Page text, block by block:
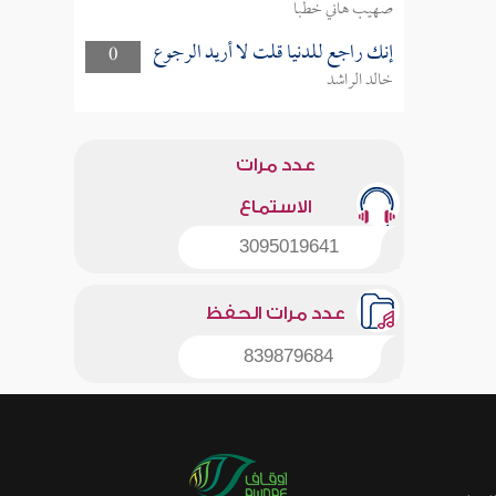
صهيب هاني خطبا
0
إنك راجع للدنيا قلت لا أريد الرجوع
خالد الراشد
عدد مرات
الاستماع
3095019641
عدد مرات الحفظ
839879684